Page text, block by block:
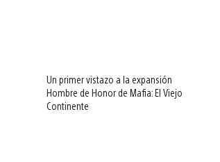
Un primer vistazo a la expansión
Hombre de Honor de Mafia: El Viejo
Continente